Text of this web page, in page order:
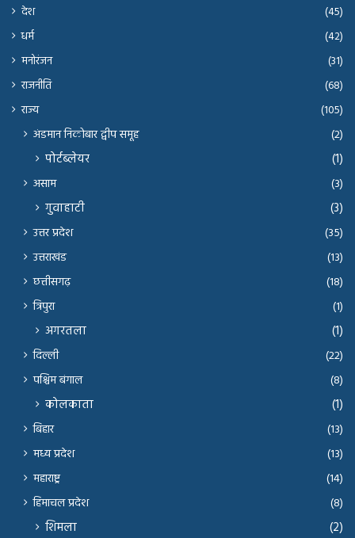
देश
(45)
धर्म
(42)
मनोरंजन
(31)
राजनीति
(68)
राज्य
(105)
अंडमान निकोबार द्वीप समूह (2)
पोर्टब्लेयर (1)
असाम (3)
गुवाहाटी (3)
उत्तर प्रदेश
(35)
उत्तराखंड
(13)
छत्तीसगढ़
(18)
त्रिपुरा
(1)
अगरतला (1)
दिल्ली
(22)
पश्चिम बंगाल
(8)
कोलकाता (1)
बिहार
(13)
मध्य प्रदेश
(13)
महाराष्ट्र
(14)
हिमाचल प्रदेश
(8)
शिमला (2)